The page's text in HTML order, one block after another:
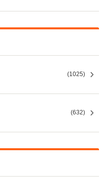
(1025)
(632)